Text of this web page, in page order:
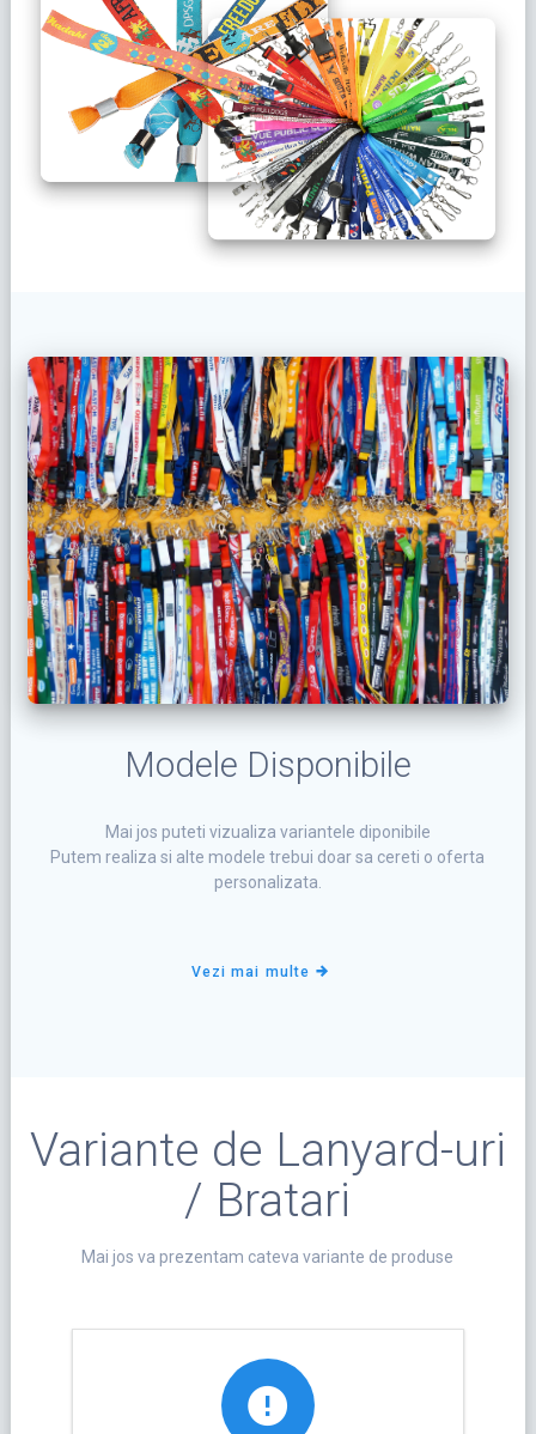
Modele Disponibile
Mai jos puteti vizualiza variantele diponibile
Putem realiza si alte modele trebui doar sa cereti o oferta
personalizata.
Vezi mai multe
Variante de Lanyard-uri
/ Bratari
Mai jos va prezentam cateva variante de produse